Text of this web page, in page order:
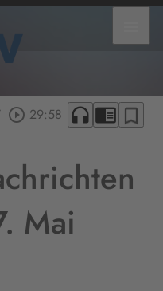
play_circle_outline 29:58 headphones chrome_reader_mode bookmark_border
Mai